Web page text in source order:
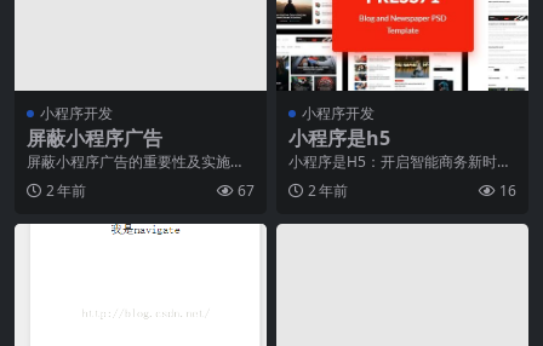
小程序开发
屏蔽小程序广告
屏蔽小程序广告的重要性及实施方
法引言：随着智能手机的普及和移
动互联网的发展，小程
2 年前 67
小程序开发
小程序是h5
小程序是H5：开启智能商务新时代
随着移动互联网的迅猛发展，小程
序作为一种轻量级应
2 年前 16